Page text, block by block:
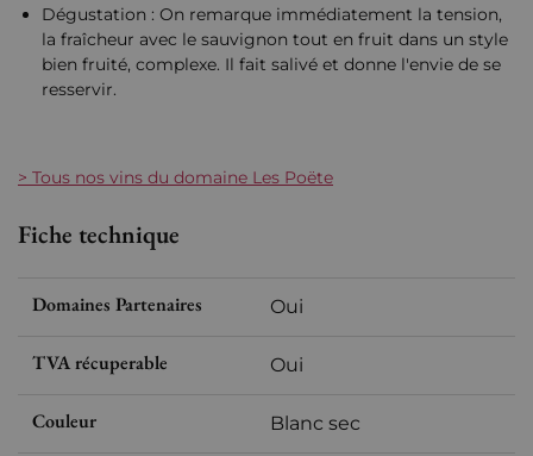
Dégustation : On remarque immédiatement la tension,
la fraîcheur avec le sauvignon tout en fruit dans un style
bien fruité, complexe. Il fait salivé et donne l'envie de se
resservir.
> Tous nos vins du domaine Les Poëte
Fiche technique
Domaines Partenaires Oui
TVA récuperable Oui
Couleur Blanc sec